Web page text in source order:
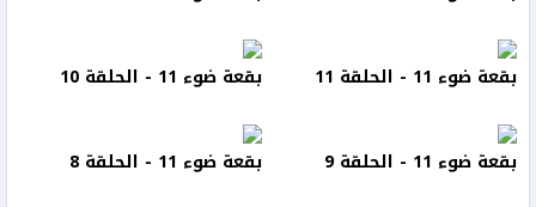
بقعة ضوء 11 - الحلقة 11 بقعة ضوء 11 - الحلقة 10
بقعة ضوء 11 - الحلقة 9 بقعة ضوء 11 - الحلقة 8